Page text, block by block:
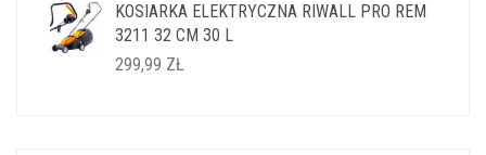
KOSIARKA ELEKTRYCZNA RIWALL PRO REM
3211 32 CM 30 L
299,99 ZŁ